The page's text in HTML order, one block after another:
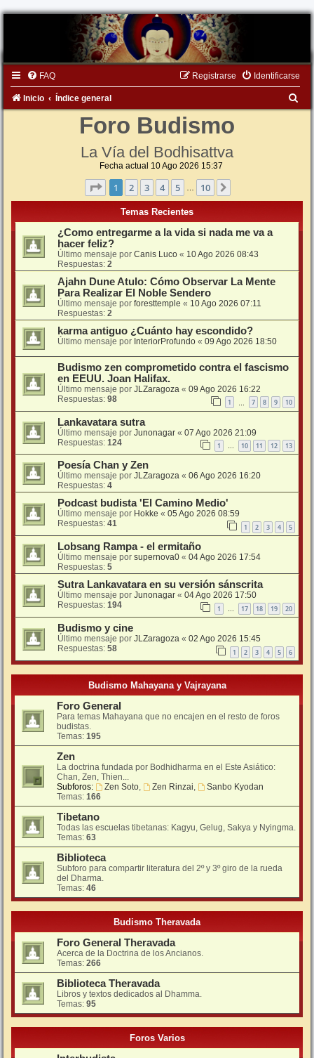
FAQ Identificarse
Registrarse
Inicio Índice general
Foro Budismo
La Vía del Bodhisattva
Fecha actual 10 Ago 2026 15:37
Página de 10
1 2 3 4 5 10
Temas Recientes
¿Como entregarme a la vida si nada me va a
hacer feliz?
Último mensaje por Canis Luco « 10 Ago 2026 08:43
Respuestas: 2
Ajahn Dune Atulo: Cómo Observar La Mente
Para Realizar El Noble Sendero
Último mensaje por foresttemple « 10 Ago 2026 07:11
Respuestas: 2
karma antiguo ¿Cuánto hay escondido?
Último mensaje por InteriorProfundo « 09 Ago 2026 18:50
Budismo zen comprometido contra el fascismo
en EEUU. Joan Halifax.
Último mensaje por JLZaragoza « 09 Ago 2026 16:22
Respuestas: 98 1 7 8 9 10
Lankavatara sutra
Último mensaje por Junonagar « 07 Ago 2026 21:09
Respuestas: 124 1 … 10 11 12 13
Poesía Chan y Zen
Último mensaje por JLZaragoza « 06 Ago 2026 16:20
Respuestas: 4
Podcast budista 'El Camino Medio'
Último mensaje por Hokke « 05 Ago 2026 08:59
Respuestas: 41 1 2 3 4 5
Lobsang Rampa - el ermitaño
Último mensaje por supernova0 « 04 Ago 2026 17:54
Respuestas: 5
Sutra Lankavatara en su versión sánscrita
Último mensaje por Junonagar « 04 Ago 2026 17:50
Respuestas: 194 1 … 17 18 19 20
Budismo y cine
Último mensaje por JLZaragoza « 02 Ago 2026 15:45
Respuestas: 58 1 2 3 4 5 6
Budismo Mahayana y Vajrayana
Foro General
Para temas Mahayana que no encajen en el resto de foros
budistas.
Temas: 195
Zen
La doctrina fundada por Bodhidharma en el Este Asiático:
Chan, Zen, Thien...
Subforos:
Zen Soto, Zen Rinzai,
Sanbo Kyodan
Temas: 166
Tibetano
Todas las escuelas tibetanas: Kagyu, Gelug, Sakya y Nyingma.
Temas: 63
Biblioteca
Subforo para compartir literatura del 2º y 3º giro de la rueda
del Dharma.
Temas: 46
Budismo Theravada
Foro General Theravada
Acerca de la Doctrina de los Ancianos.
Temas: 266
Biblioteca Theravada
Libros y textos dedicados al Dhamma.
Temas: 95
Foros Varios